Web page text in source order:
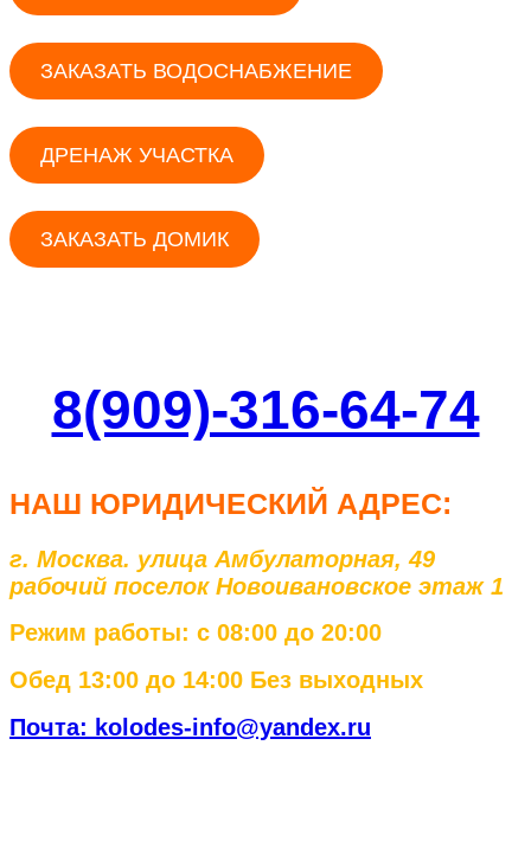
ЗАКАЗАТЬ ВОДОСНАБЖЕНИЕ
ДРЕНАЖ УЧАСТКА
ЗАКАЗАТЬ ДОМИК
8(909)-316-64-74
НАШ ЮРИДИЧЕСКИЙ АДРЕС:
г. Москва. улица Амбулаторная, 49
рабочий поселок Новоивановское этаж 1
Режим работы: с 08:00 до 20:00
Обед 13:00 до 14:00 Без выходных
Почта: kolodes-info@yandex.ru